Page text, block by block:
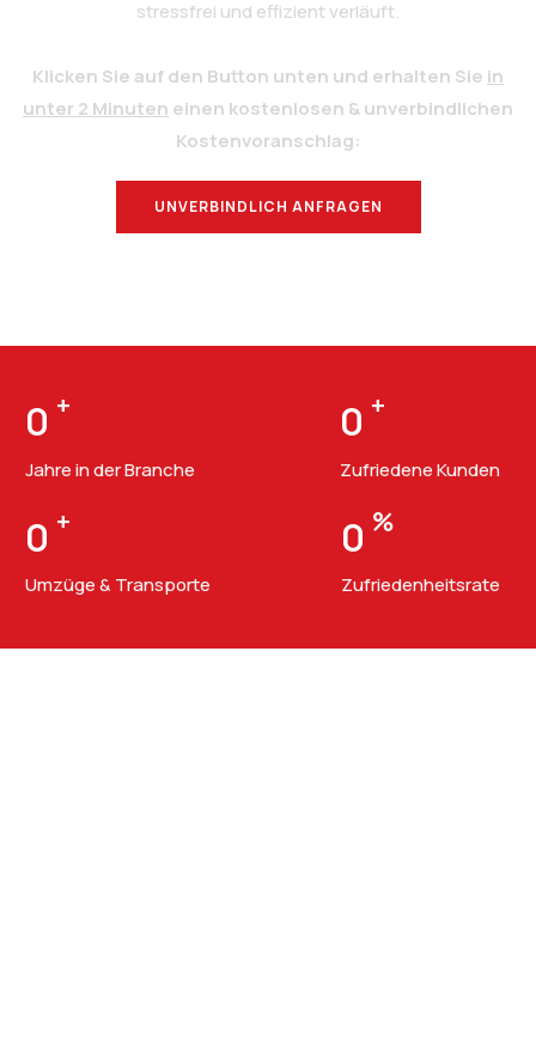
stressfrei und effizient verläuft.
Klicken Sie auf den Button unten und erhalten Sie in
unter 2 Minuten einen kostenlosen & unverbindlichen
Kostenvoranschlag:
UNVERBINDLICH ANFRAGEN
0 +
Jahre in der Branche
0 +
Zufriedene Kunden
0 +
Umzüge & Transporte
0 %
Zufriedenheitsrate